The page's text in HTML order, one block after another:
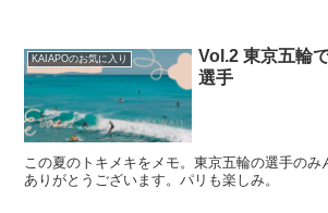
KAIAPOのお気に入り
Vol.2 東京五輪
選手
この夏のトキメキをメモ。東京五輪の選手のみ
ありがとうございます。パリも楽しみ。